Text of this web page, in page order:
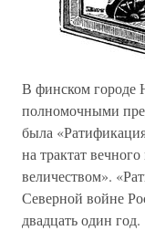
В финском городе
полномочными
была
на трактат
величеством».
Северной войне
двадцать один год.